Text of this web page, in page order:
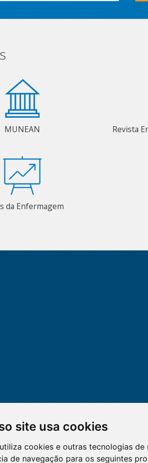
site usa cookies
cookies e outras tecnologias de
de navegação para os seguintes
MUNEAN Revista
da Enfermagem